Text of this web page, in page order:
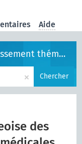
Aide
thématique)
× Chercher
des